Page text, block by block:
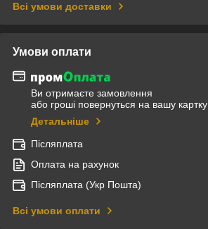
Всі умови доставки
Умови оплати
Ви отримаєте замовлення
або гроші повернуться на вашу картку
Детальніше
Післяплата
Оплата на рахунок
Післяплата (Укр Пошта)
Всі умови оплати